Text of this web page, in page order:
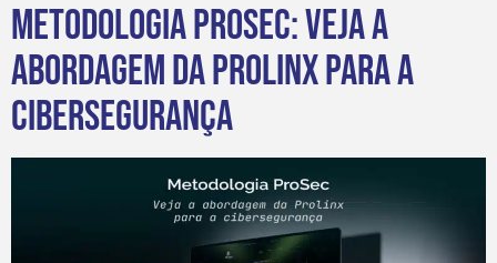
Metodologia ProSec: veja a
abordagem da Prolinx para a
cibersegurança